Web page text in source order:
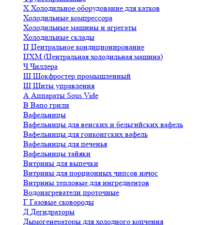
Х Холодильное оборудование для катков
Холодильные компрессора
Холодильные машины и агрегаты
Холодильные склады
Ц Центральное кондиционирование
ЦХМ (Центральная холодильная машина)
ЧЧиллера
Ш Шокфростер промышленный
Щ Щиты управления
А Аппараты Sous Vide
В Вапо грили
Вафельницы
Вафельницы для венских и бельгийских вафель
Вафельницы для гонконгских вафель
Вафельницы для печенья
Вафельницы тайяки
Витрины для выпечки
Витрины для порционных чипсов начос
Витрины тепловые для ингредиентов
Водонагреватели проточные
Г Газовые сковороды
Д Дегидраторы
Дымогенераторы для холодного копчения